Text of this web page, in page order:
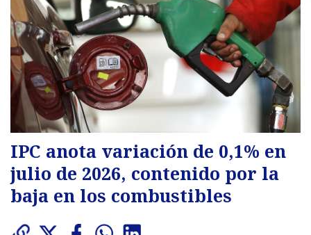
IPC anota variación de 0,1% en
julio de 2026, contenido por la
baja en los combustibles